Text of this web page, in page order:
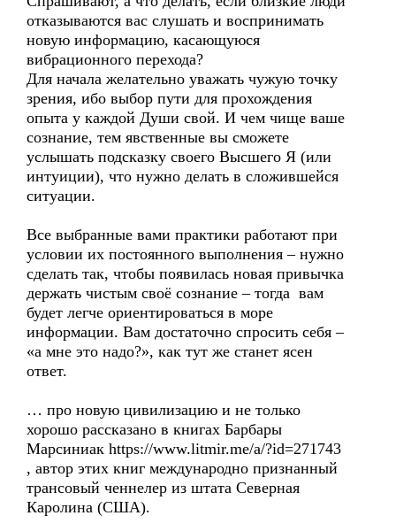
отказываются вас слушать и воспринимать
новую информацию, касающуюся
вибрационного перехода?
Для начала желательно уважать чужую точку
зрения, ибо выбор пути для прохождения
опыта у каждой Души свой. И чем чище ваше
сознание, тем явственные вы сможете
услышать подсказку своего Высшего Я (или
интуиции), что нужно делать в сложившейся
ситуации.
Все выбранные вами практики работают при
условии их постоянного выполнения – нужно
сделать так, чтобы появилась новая привычка
держать чистым своё сознание – тогда вам
будет легче ориентироваться в море
информации. Вам достаточно спросить себя –
«а мне это надо?», как тут же станет ясен
ответ.
… про новую цивилизацию и не только
хорошо рассказано в книгах Барбары
Марсиниак https://www.litmir.me/a/?id=271743
, автор этих книг международно признанный
трансовый ченнелер из штата Северная
Каролина (США).